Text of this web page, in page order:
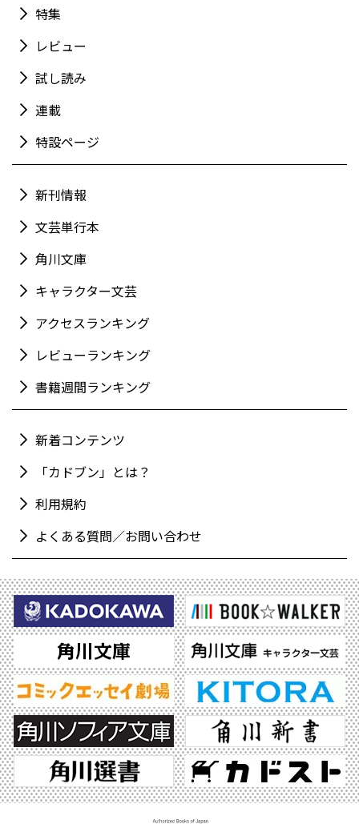
特集
レビュー
試し読み
連載
特設ページ
新刊情報
文芸単行本
角川文庫
キャラクター文芸
アクセスランキング
レビューランキング
書籍週間ランキング
新着コンテンツ
「カドブン」とは？
利用規約
よくある質問／お問い合わせ